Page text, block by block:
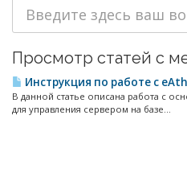
Просмотр статей с
Инструкция по работе с
В данной статье описана работа с
для управления сервером на базе...